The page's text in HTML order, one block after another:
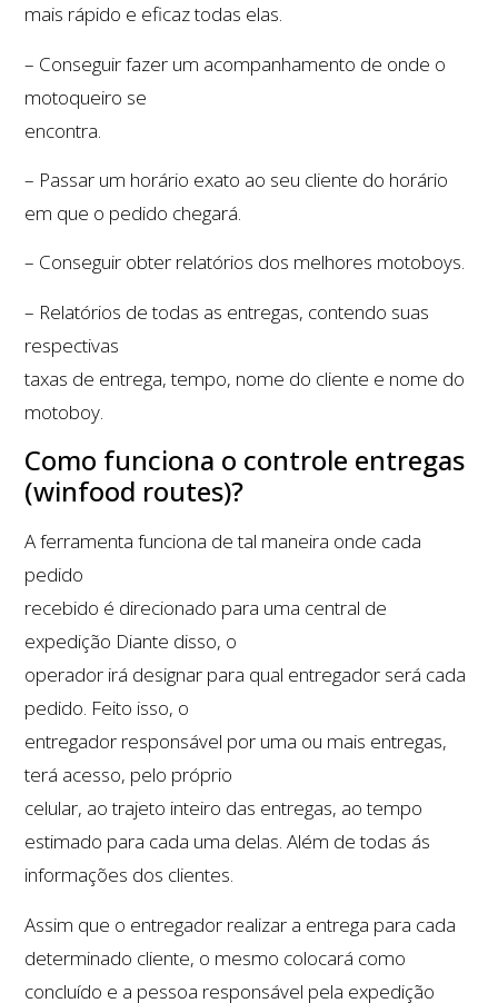
mais rápido e eficaz todas elas.
– Conseguir fazer um acompanhamento de onde o
motoqueiro se
encontra.
– Passar um horário exato ao seu cliente do horário
em que o pedido chegará.
– Conseguir obter relatórios dos melhores motoboys.
– Relatórios de todas as entregas, contendo suas
respectivas
taxas de entrega, tempo, nome do cliente e nome do
motoboy.
Como funciona o controle entregas
(winfood routes)?
A ferramenta funciona de tal maneira onde cada
pedido
recebido é direcionado para uma central de
expedição Diante disso, o
operador irá designar para qual entregador será cada
pedido. Feito isso, o
entregador responsável por uma ou mais entregas,
terá acesso, pelo próprio
celular, ao trajeto inteiro das entregas, ao tempo
estimado para cada uma delas. Além de todas ás
informações dos clientes.
Assim que o entregador realizar a entrega para cada
determinado cliente, o mesmo colocará como
concluído e a pessoa responsável pela expedição